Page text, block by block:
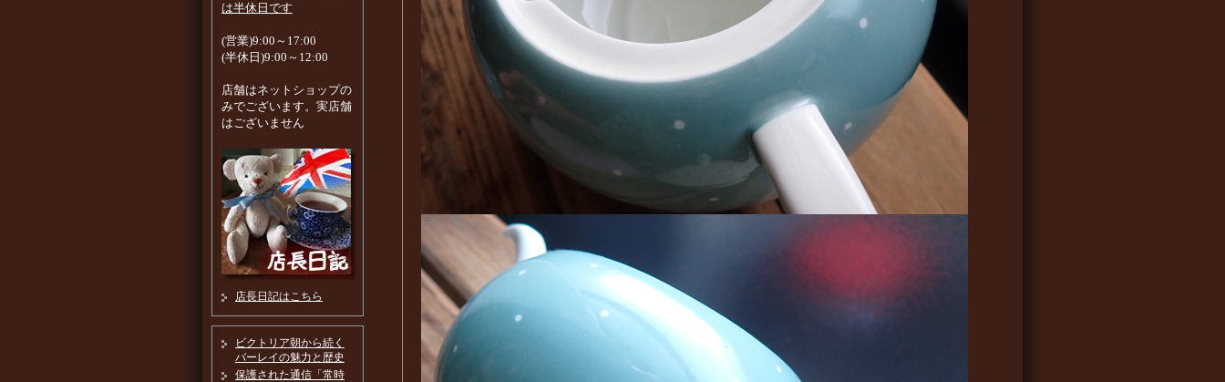
は半休日です
(営業)9:00～17:00
(半休日)9:00～12:00
店舗はネットショップの
みでございます。実店舗
はございません
店長日記はこちら
ビクトリア朝から続く
バーレイの魅力と歴史
保護された通信「常時